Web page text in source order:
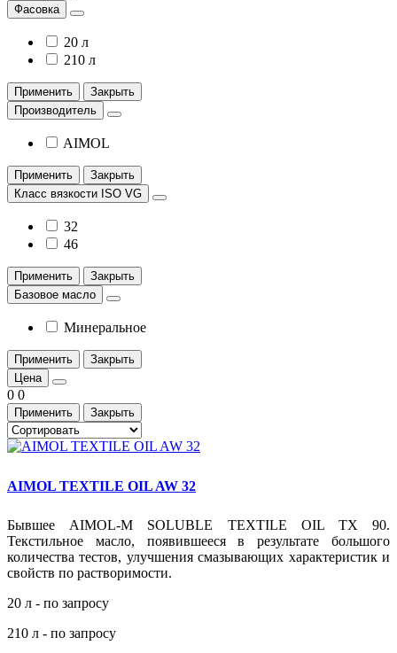
Фасовка
20 л
210 л
Применить
Закрыть
Производитель
AIMOL
Применить
Закрыть
Класс вязкости ISO VG
32
46
Применить
Закрыть
Базовое масло
Минеральное
Применить
Закрыть
Цена
0 0
Применить Закрыть
AIMOL TEXTILE OIL AW 32
Бывшее AIMOL-M SOLUBLE TEXTILE OIL TX 90.
Текстильное масло, появившееся в результате большого
количества тестов, улучшения смазывающих характеристик и
свойств по растворимости.
20 л - по запросу
210 л - по запросу